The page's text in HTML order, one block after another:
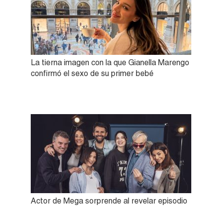
La tierna imagen con la que Gianella Marengo
confirmó el sexo de su primer bebé
Actor de Mega sorprende al revelar episodio